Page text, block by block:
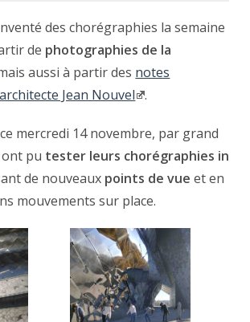
des chorégraphies la semaine
de photographies de la
aussi à partir des notes
Jean Nouvel
.
ce mercredi 14 novembre, par grand
pu tester leurs chorégraphies in
de nouveaux points de vue et en
mouvements sur place.